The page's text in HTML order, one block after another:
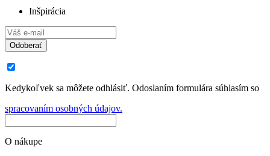
Inšpirácia
Odoberať
Kedykoľvek sa môžete odhlásiť. Odoslaním formulára súhlasím so
spracovaním osobných údajov.
O nákupe